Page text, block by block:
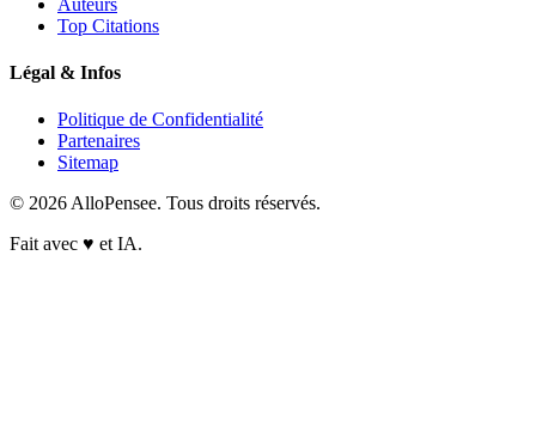
Auteurs
Top Citations
Légal & Infos
Politique de Confidentialité
Partenaires
Sitemap
© 2026 AlloPensee. Tous droits réservés.
Fait avec ♥ et IA.